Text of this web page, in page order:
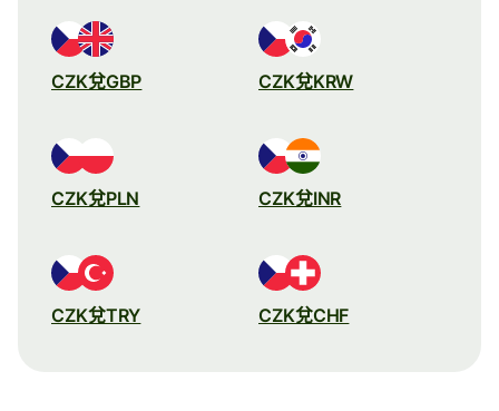
CZK兌GBP CZK兌KRW
CZK兌PLN CZK兌INR
CZK兌TRY CZK兌CHF